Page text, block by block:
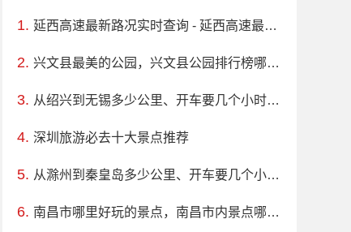
延西高速最新路况实时查询 - 延西高速最新消息
兴文县最美的公园，兴文县公园排行榜哪个最好玩
从绍兴到无锡多少公里、开车要几个小时？过路费、油费等
深圳旅游必去十大景点推荐
从滁州到秦皇岛多少公里、开车要几个小时？过路费、油费等
南昌市哪里好玩的景点，南昌市内景点哪里好玩